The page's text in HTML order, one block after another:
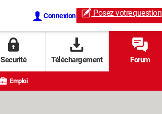
Connexion Posez votrequestion
Securité Téléchargement Forum
Emploi